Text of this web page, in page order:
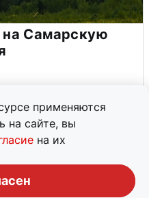
применяются
на сайте, вы
на их
Самарскую